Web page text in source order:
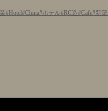
Hotel China ホテル RC造 Cafe 新築